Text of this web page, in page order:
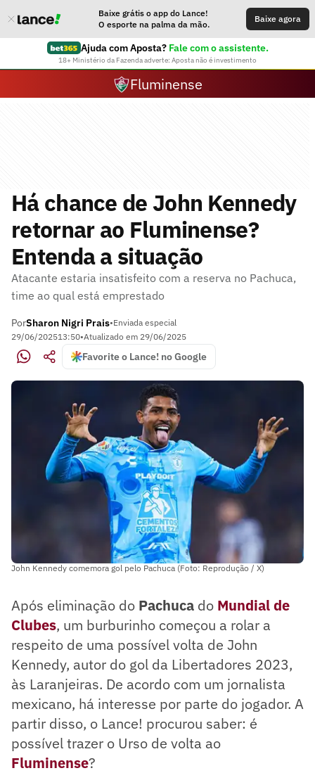
Baixe grátis o app do Lance!
O esporte na palma da mão.
Baixe agora
Ajuda com Aposta? Fale com o assistente.
18+ Ministério da Fazenda adverte: Aposta não é investimento
Fluminense
Há chance de John Kennedy
retornar ao Fluminense?
Entenda a situação
Atacante estaria insatisfeito com a reserva no Pachuca,
time ao qual está emprestado
PorSharon Nigri Prais•Enviada especial
29/06/202513:50•Atualizado em 29/06/2025
Favorite o Lance! no Google
John Kennedy comemora gol pelo Pachuca (Foto: Reprodução / X)
Após eliminação do Pachuca do Mundial de
Clubes, um burburinho começou a rolar a
respeito de uma possível volta de John
Kennedy, autor do gol da Libertadores 2023,
às Laranjeiras. De acordo com um jornalista
mexicano, há interesse por parte do jogador. A
partir disso, o Lance! procurou saber: é
possível trazer o Urso de volta ao
Fluminense?